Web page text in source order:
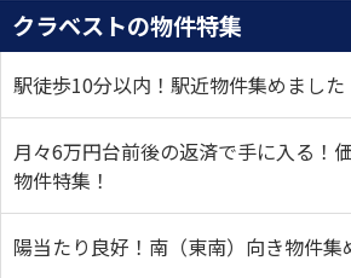
クラベストの物件特集
駅徒歩10分以内！駅近物件集めました
月々6万円台前後の返済で手に入る！
物件特集！
陽当たり良好！南（東南）向き物件集